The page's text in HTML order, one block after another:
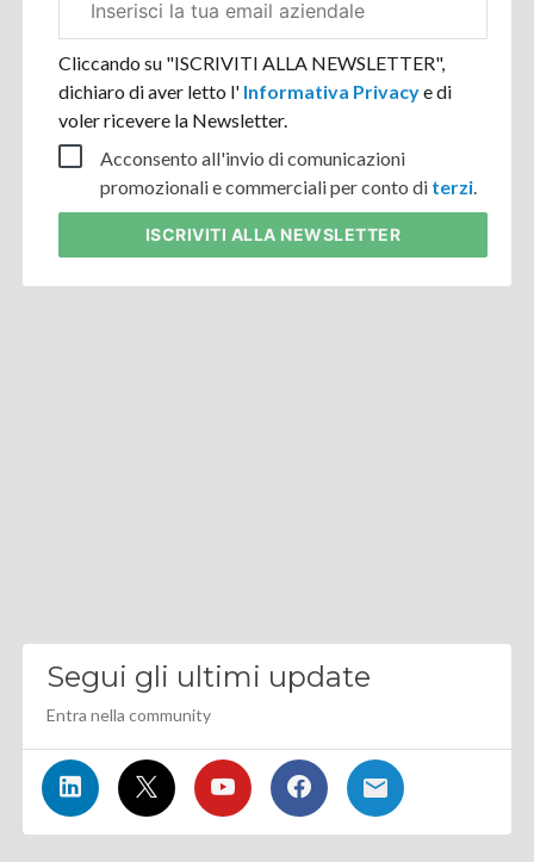
aziendale
Cliccando su "ISCRIVITI ALLA NEWSLETTER",
dichiaro di aver letto l' Informativa Privacye di
voler ricevere la Newsletter.
Acconsento all'invio di comunicazioni
promozionali e commerciali per conto di terzi.
ISCRIVITI ALLA NEWSLETTER
Segui gli ultimi update
Entra nella community